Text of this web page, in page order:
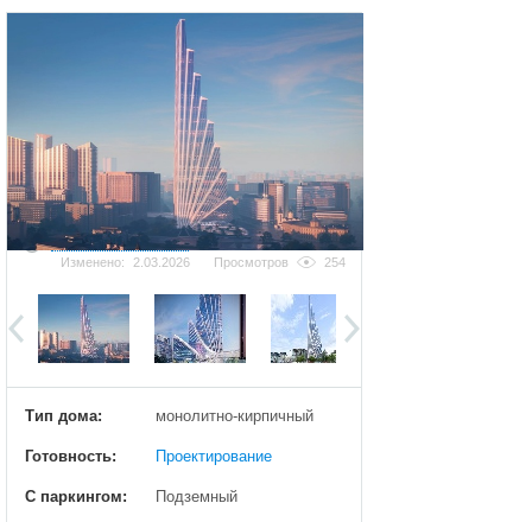
Добавить фотографию
Изменено:
2.03.2026 Просмотров 254
Тип дома: монолитно-кирпичный
Готовность: Проектирование
С паркингом: Подземный